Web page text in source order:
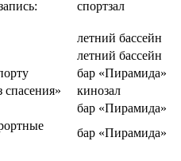
спортзал
летний бассейн
летний бассейн
бар «Пирамида»
кинозал
бар «Пирамида»
бар «Пирамида»